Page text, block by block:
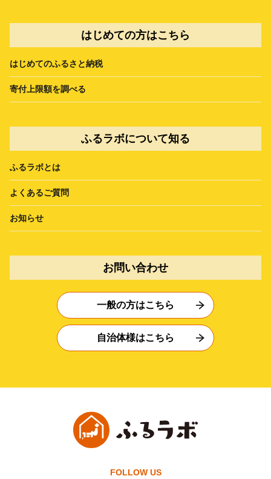
はじめての方はこちら
はじめてのふるさと納税
寄付上限額を調べる
ふるラボについて知る
ふるラボとは
よくあるご質問
お知らせ
お問い合わせ
一般の方はこちら
自治体様はこちら
FOLLOW US